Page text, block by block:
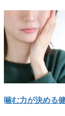
噛む力が決める